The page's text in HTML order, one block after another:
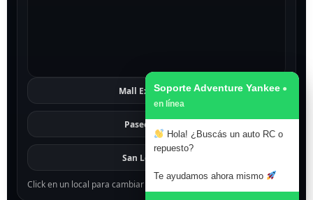
Mall Excelsior Ver
Paseo 1811
San Lorenzo
Click en un local para cambiar el mapa.
Soporte Adventure Yankee
Hola! ¿Buscás un auto RC o
repuesto?
Te ayudamos ahora mismo